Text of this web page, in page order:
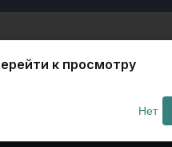
к просмотру
Нет